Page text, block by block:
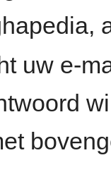
uw e-